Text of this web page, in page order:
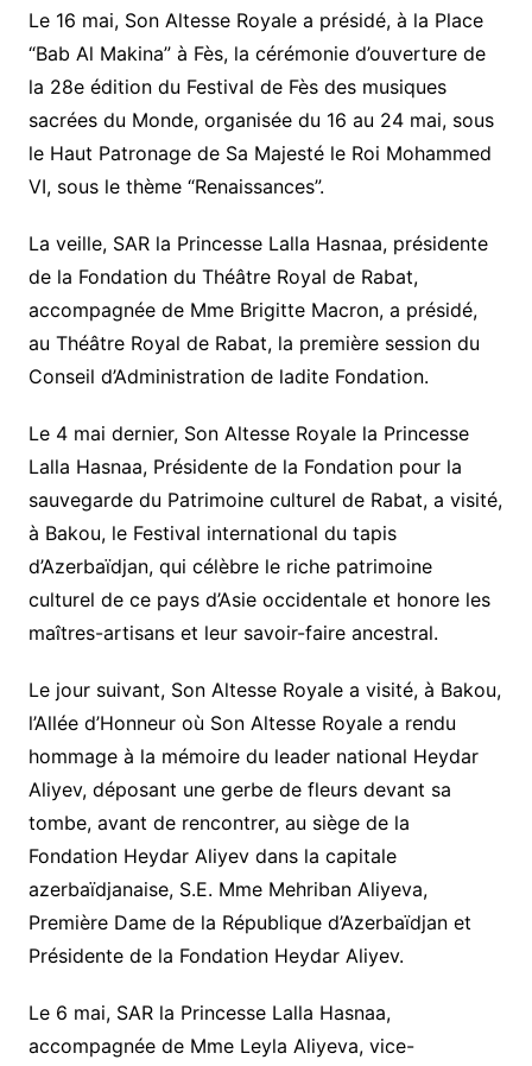
Le 16 mai, Son Altesse Royale a présidé, à la Place
“Bab Al Makina” à Fès, la cérémonie d’ouverture de
la 28e édition du Festival de Fès des musiques
sacrées du Monde, organisée du 16 au 24 mai, sous
le Haut Patronage de Sa Majesté le Roi Mohammed
VI, sous le thème “Renaissances”.
La veille, SAR la Princesse Lalla Hasnaa, présidente
de la Fondation du Théâtre Royal de Rabat,
accompagnée de Mme Brigitte Macron, a présidé,
au Théâtre Royal de Rabat, la première session du
Conseil d’Administration de ladite Fondation.
Le 4 mai dernier, Son Altesse Royale la Princesse
Lalla Hasnaa, Présidente de la Fondation pour la
sauvegarde du Patrimoine culturel de Rabat, a visité,
à Bakou, le Festival international du tapis
d’Azerbaïdjan, qui célèbre le riche patrimoine
culturel de ce pays d’Asie occidentale et honore les
maîtres-artisans et leur savoir-faire ancestral.
Le jour suivant, Son Altesse Royale a visité, à Bakou,
l’Allée d’Honneur où Son Altesse Royale a rendu
hommage à la mémoire du leader national Heydar
Aliyev, déposant une gerbe de fleurs devant sa
tombe, avant de rencontrer, au siège de la
Fondation Heydar Aliyev dans la capitale
azerbaïdjanaise, S.E. Mme Mehriban Aliyeva,
Première Dame de la République d’Azerbaïdjan et
Présidente de la Fondation Heydar Aliyev.
Le 6 mai, SAR la Princesse Lalla Hasnaa,
accompagnée de Mme Leyla Aliyeva, vice-